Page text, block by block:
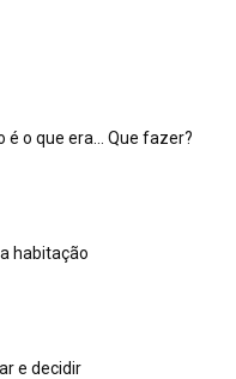
é o que era… Que fazer?
habitação
e decidir